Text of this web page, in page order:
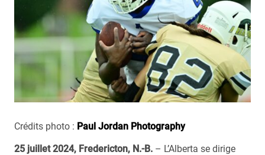
Crédits photo : Paul Jordan Photography
25 juillet 2024, Fredericton, N.-B. – L’Alberta se dirige